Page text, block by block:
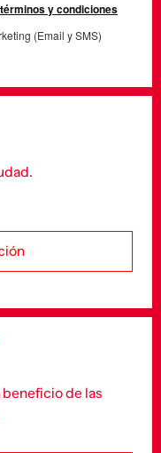
términos y condiciones
(Email y SMS)
de las